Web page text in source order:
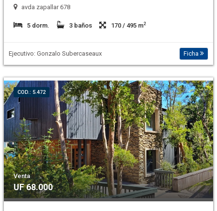
avda zapallar 678
5 dorm. 3 baños 170 / 495 m2
Ejecutivo: Gonzalo Subercaseaux Ficha
COD.: 5.472
Venta
UF 68.000